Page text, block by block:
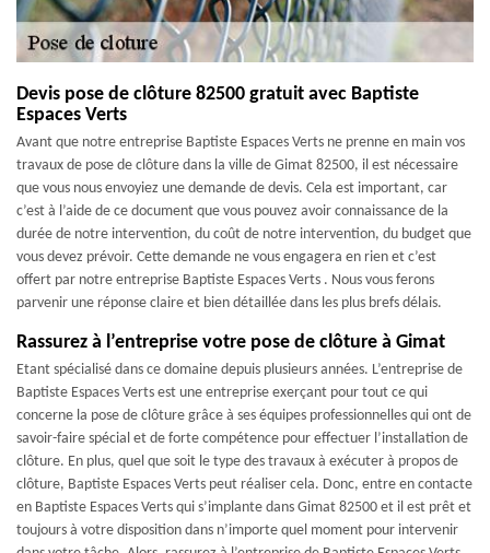
Devis pose de clôture 82500 gratuit avec Baptiste
Espaces Verts
Avant que notre entreprise Baptiste Espaces Verts ne prenne en main vos
travaux de pose de clôture dans la ville de Gimat 82500, il est nécessaire
que vous nous envoyiez une demande de devis. Cela est important, car
c’est à l’aide de ce document que vous pouvez avoir connaissance de la
durée de notre intervention, du coût de notre intervention, du budget que
vous devez prévoir. Cette demande ne vous engagera en rien et c’est
offert par notre entreprise Baptiste Espaces Verts . Nous vous ferons
parvenir une réponse claire et bien détaillée dans les plus brefs délais.
Rassurez à l’entreprise votre pose de clôture à Gimat
Etant spécialisé dans ce domaine depuis plusieurs années. L’entreprise de
Baptiste Espaces Verts est une entreprise exerçant pour tout ce qui
concerne la pose de clôture grâce à ses équipes professionnelles qui ont de
savoir-faire spécial et de forte compétence pour effectuer l’installation de
clôture. En plus, quel que soit le type des travaux à exécuter à propos de
clôture, Baptiste Espaces Verts peut réaliser cela. Donc, entre en contacte
en Baptiste Espaces Verts qui s’implante dans Gimat 82500 et il est prêt et
toujours à votre disposition dans n’importe quel moment pour intervenir